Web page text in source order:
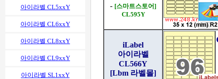
아이라벨 CL5xxY
아이라벨 CL6xxY
아이라벨 CL8xxY
아이라벨 CL9xxY
아이라벨 SL1xxY
- [스마트스토어]
CL595Y
iLabel
아이라벨
CL566Y
[Lbm 라벨몰]